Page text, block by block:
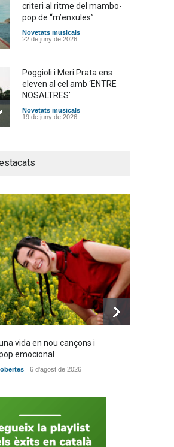
criteri al ritme del mambo-
pop de “m’enxules”
Novetats musicals
22 de juny de 2026
Poggioli i Meri Prata ens
eleven al cel amb ‘ENTRE
NOSALTRES’
Novetats musicals
19 de juny de 2026
transformen els ‘Cants
10 de juny de 2026
Bèrnia i El Diluvi s’avancen a
la calor amb l’himne
definitiu, “L’ESTIU”
Novetats musicals
5 de juny de 2026
vida en nou cançons i
emocional
6 d'agost de 2026